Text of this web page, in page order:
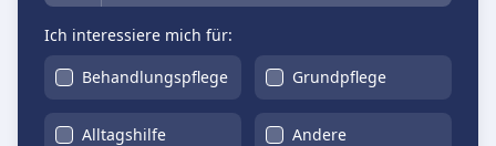
Ich interessiere mich für:
Behandlungspflege
Grundpflege
Alltagshilfe Andere